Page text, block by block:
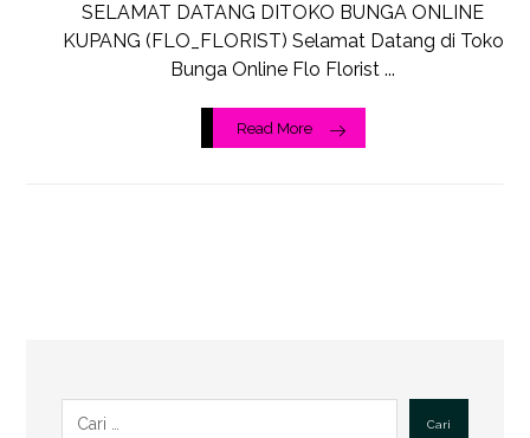
SELAMAT DATANG DITOKO BUNGA ONLINE
KUPANG (FLO_FLORIST) Selamat Datang di Toko
Bunga Online Flo Florist ...
Read More
Cari